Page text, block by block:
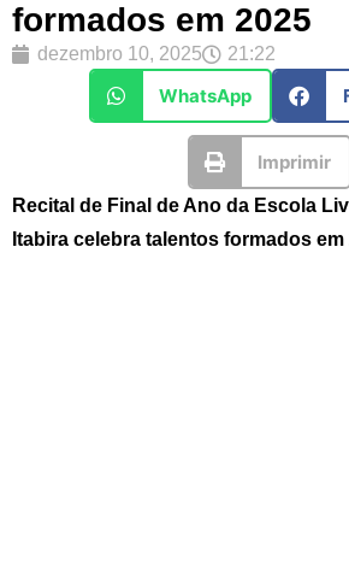
formados em 2025
dezembro 10, 2025 21:22
WhatsApp
Imprimir
Recital de Final de Ano da Escola
Itabira celebra talentos formados em